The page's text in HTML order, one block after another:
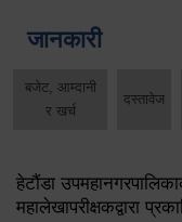
जानकारी
बजेट, आम्दानी
र खर्च
दस्तावेज
हेटौंडा
महालेखापरीक्षकद्वारा